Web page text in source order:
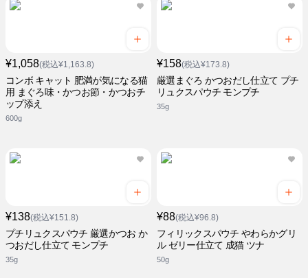
¥1,058(税込¥1,163.8)
コンボ キャット 肥満が気になる猫
用 まぐろ味・かつお節・かつおチ
ップ添え
600g
¥158(税込¥173.8)
厳選まぐろ かつおだし仕立て プチ
リュクスパウチ モンプチ
35g
¥138(税込¥151.8)
プチリュクスパウチ 厳選かつお か
つおだし仕立て モンプチ
35g
¥88(税込¥96.8)
フィリックスパウチ やわらかグリ
ル ゼリー仕立て 成猫 ツナ
50g